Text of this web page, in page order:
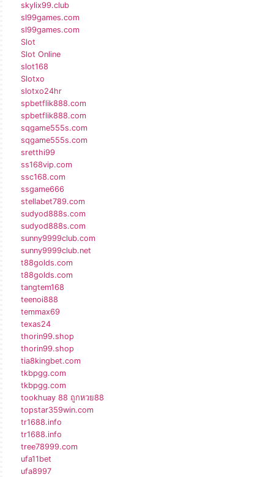
skylix99.club
sl99games.com
sl99games.com
Slot
Slot Online
slot168
Slotxo
slotxo24hr
spbetflik888.com
spbetflik888.com
sqgame555s.com
sqgame555s.com
sretthi99
ss168vip.com
ssc168.com
ssgame666
stellabet789.com
sudyod888s.com
sudyod888s.com
sunny9999club.com
sunny9999club.net
t88golds.com
t88golds.com
tangtem168
teenoi888
temmax69
texas24
thorin99.shop
thorin99.shop
tia8kingbet.com
tkbpgg.com
tkbpgg.com
tookhuay 88 ถูกหวย88
topstar359win.com
tr1688.info
tr1688.info
tree78999.com
ufa11bet
ufa8997